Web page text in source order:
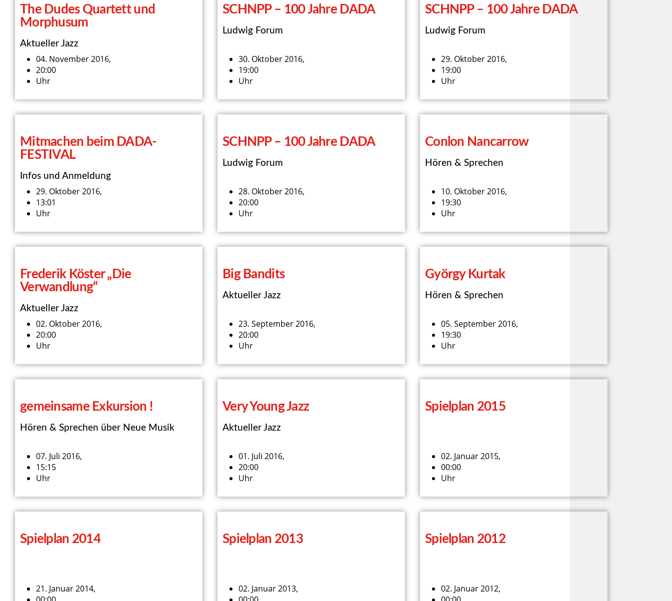
The Dudes Quartett und
Morphusum
Aktueller Jazz
04. November 2016,
20:00
Uhr
SCHNPP – 100 Jahre DADA
Ludwig Forum
30. Oktober 2016,
19:00
Uhr
SCHNPP – 100 Jahre DADA
Ludwig Forum
29. Oktober 2016,
19:00
Uhr
Mitmachen beim DADA-
FESTIVAL
Infos und Anmeldung
29. Oktober 2016,
13:01
Uhr
SCHNPP – 100 Jahre DADA
Ludwig Forum
28. Oktober 2016,
20:00
Uhr
Conlon Nancarrow
Hören & Sprechen
10. Oktober 2016,
19:30
Uhr
Frederik Köster „Die
Verwandlung“
Aktueller Jazz
02. Oktober 2016,
20:00
Uhr
Big Bandits
Aktueller Jazz
23. September 2016,
20:00
Uhr
György Kurtak
Hören & Sprechen
05. September 2016,
19:30
Uhr
gemeinsame Exkursion !
Hören & Sprechen über Neue Musik
07. Juli 2016,
15:15
Uhr
Very Young Jazz
Aktueller Jazz
01. Juli 2016,
20:00
Uhr
Spielplan 2015
02. Januar 2015,
00:00
Uhr
Spielplan 2014
21. Januar 2014,
Spielplan 2013
02. Januar 2013,
Spielplan 2012
02. Januar 2012,